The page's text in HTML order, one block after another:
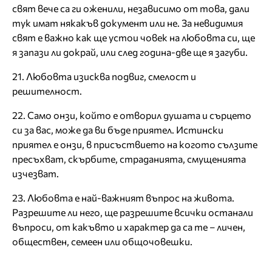
свят вече са ги оженили, независимо от това, дали
тук имат някакъв документ или не. За невидимия
свят е важно как ще устои човек на любовта си, ще
я запази ли докрай, или след година-две ще я загуби.
21. Любовта изисква подвиг, смелост и
решителност.
22. Само онзи, който е отворил душата и сърцето
си за вас, може да ви бъде приятел. Истински
приятел е онзи, в присъствието на когото сълзите
пресъхват, скърбите, страданията, смущенията
изчезват.
23. Любовта е най-важният въпрос на живота.
Разрешите ли него, ще разрешите всички останали
въпроси, от какъвто и характер да са те – личен,
обществен, семеен или общочовешки.